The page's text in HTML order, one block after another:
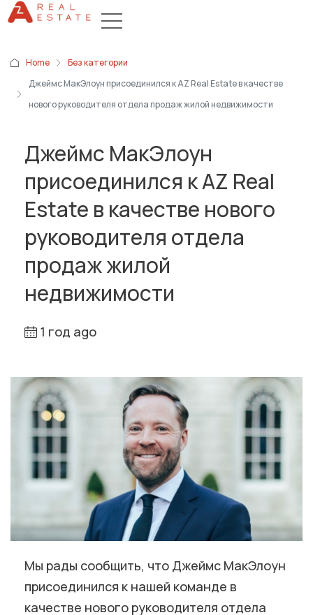
Home
Без категории
Джеймс МакЭлоун присоединился к AZ Real Estate в качестве
нового руководителя отдела продаж жилой недвижимости
Джеймс МакЭлоун
присоединился к AZ Real
Estate в качестве нового
руководителя отдела
продаж жилой
недвижимости
1 год ago
Мы рады сообщить, что Джеймс МакЭлоун
присоединился к нашей команде в
качестве нового руководителя отдела